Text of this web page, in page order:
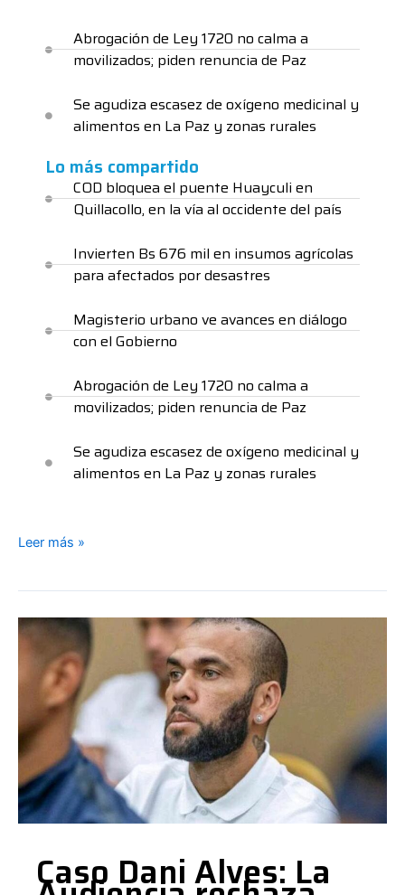
Abrogación de Ley 1720 no calma a
movilizados; piden renuncia de Paz
Se agudiza escasez de oxígeno medicinal y
alimentos en La Paz y zonas rurales
Lo más compartido
COD bloquea el puente Huayculi en
Quillacollo, en la vía al occidente del país
Invierten Bs 676 mil en insumos agrícolas
para afectados por desastres
Magisterio urbano ve avances en diálogo
con el Gobierno
Abrogación de Ley 1720 no calma a
movilizados; piden renuncia de Paz
Se agudiza escasez de oxígeno medicinal y
alimentos en La Paz y zonas rurales
Leer más »
Caso Dani Alves: La
Caso
Alves:
Audiencia
rechaza
que
las
patronales
del
sean
acusación